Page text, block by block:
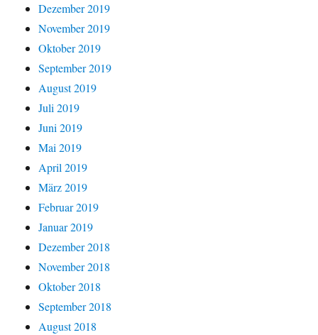
Dezember 2019
November 2019
Oktober 2019
September 2019
August 2019
Juli 2019
Juni 2019
Mai 2019
April 2019
März 2019
Februar 2019
Januar 2019
Dezember 2018
November 2018
Oktober 2018
September 2018
August 2018